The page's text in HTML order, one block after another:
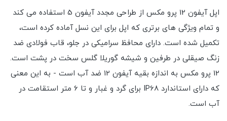
اپل آیفون 12 پرو مکس از طراحی مجدد آیفون 5 استفاده می کند
و تمام ویژگی های برتری که اپل برای این نسل آماده کرده است،
تکمیل شده است. دارای محافظ سرامیکی در جلو، قاب فولادی ضد
زنگ صیقلی در طرفین و شیشه گوریلا گلس سخت در پشت است.
12 پرو مکس به اندازه بقیه آیفون 12 ضد آب است - به این معنی
که دارای استاندارد IP68 برای گرد و غبار و تا 6 متر استقامت در
آب است.